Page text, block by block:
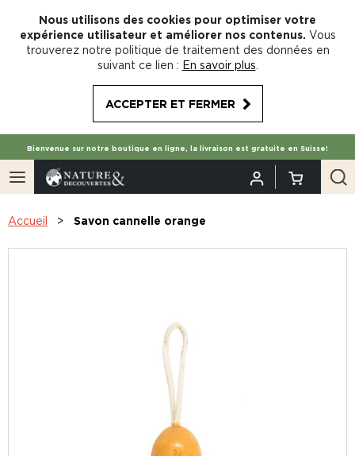
Nous utilisons des cookies pour optimiser votre
expérience utilisateur et améliorer nos contenus. Vous
trouverez notre politique de traitement des données en
suivant ce lien : En savoir plus
ACCEPTER ET FERMER
Bienvenue sur notre boutique en ligne, la livraison est gratuite en Suisse!
Accueil Savon cannelle orange